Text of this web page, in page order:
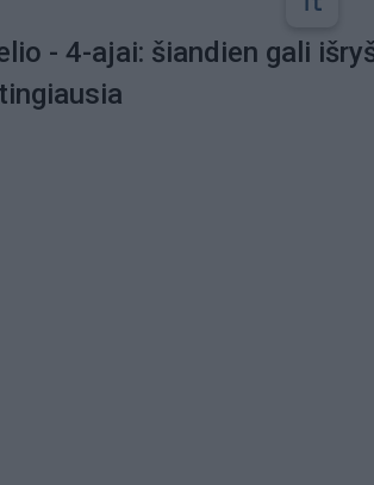
- 4-ajai: šiandien gali